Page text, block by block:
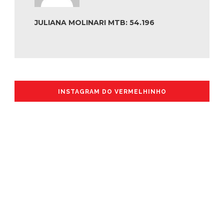
JULIANA MOLINARI MTB: 54.196
INSTAGRAM DO VERMELHINHO